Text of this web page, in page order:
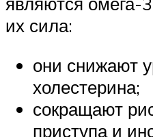
их сила:
они снижают
холестерина;
сокращают
приступа и